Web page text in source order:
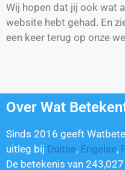
Wij hopen dat jij ook wat
website hebt gehad. En
een keer terug op onze
Over Wat
Sinds 2016 geeft
uitleg bij Duitse, Engelse,
De betekenis van 243,027